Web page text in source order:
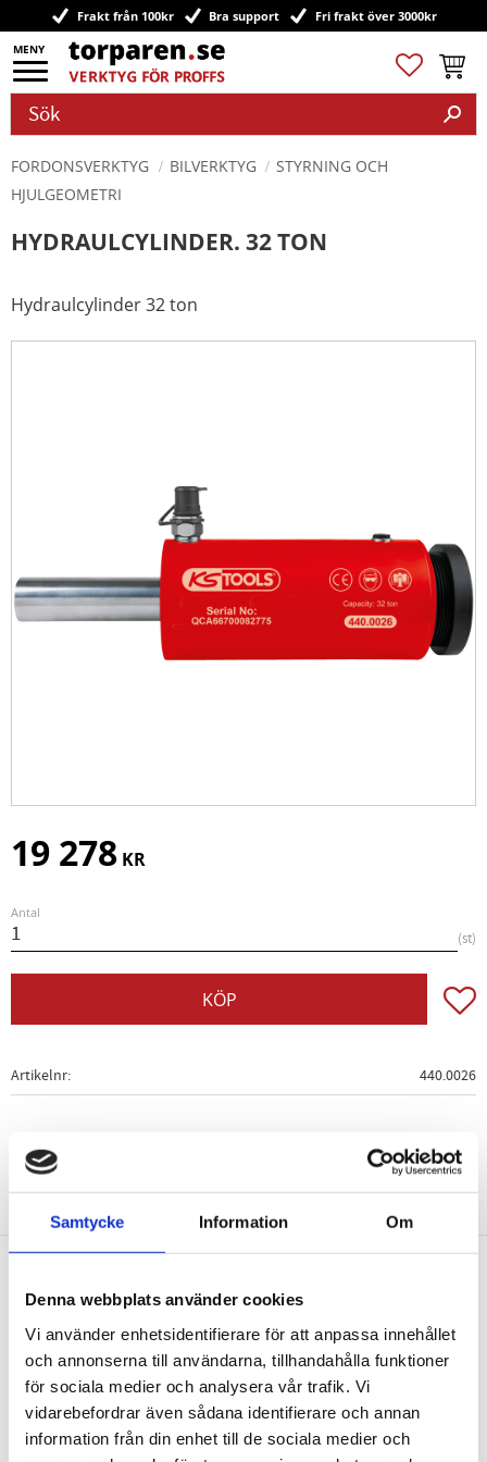
Samtycke Information Om
Denna webbplats använder cookies
Vi använder enhetsidentifierare för att anpassa innehållet
och annonserna till användarna, tillhandahålla funktioner
för sociala medier och analysera vår trafik. Vi
vidarebefordrar även sådana identifierare och annan
information från din enhet till de sociala medier och
Meny
Frakt från 100kr Bra support Fri frakt över 3000kr
Favoriter
FORDONSVERKTYG BILVERKTYG
STYRNING OCH
HJULGEOMETRI
HYDRAULCYLINDER. 32 TON
Hydraulcylinder 32 ton
19 278 KR
Antal
st
KÖP
Artikelnr 440.0026
Nyhetsbrev
PRENUMERERA